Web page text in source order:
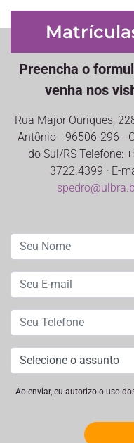
Preencha o
Rua Major Ouriques,
Antônio - 96506-296 -
do Sul/RS Telefone:
3722.4399 · E-
Ao enviar, eu autorizo o uso